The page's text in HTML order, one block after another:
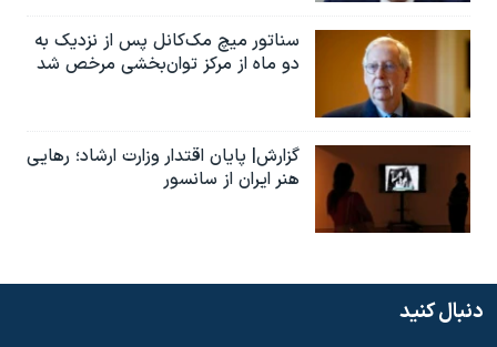
سناتور میچ مک‌کانل پس از نزدیک به
دو ماه از مرکز توان‌بخشی مرخص شد
گزارش| پایان اقتدار وزارت ارشاد؛ رهایی
هنر ایران از سانسور
دنبال کنید